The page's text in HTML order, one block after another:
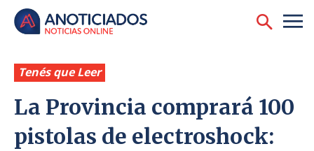
Tenés que Leer
La Provincia comprará 100
pistolas de electroshock: